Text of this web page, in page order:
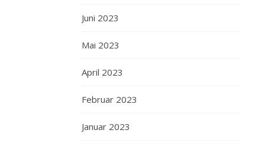
Juni 2023
Mai 2023
April 2023
Februar 2023
Januar 2023